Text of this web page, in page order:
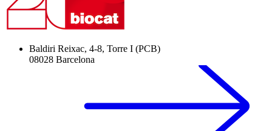
Baldiri Reixac, 4-8, Torre I (PCB)
08028 Barcelona